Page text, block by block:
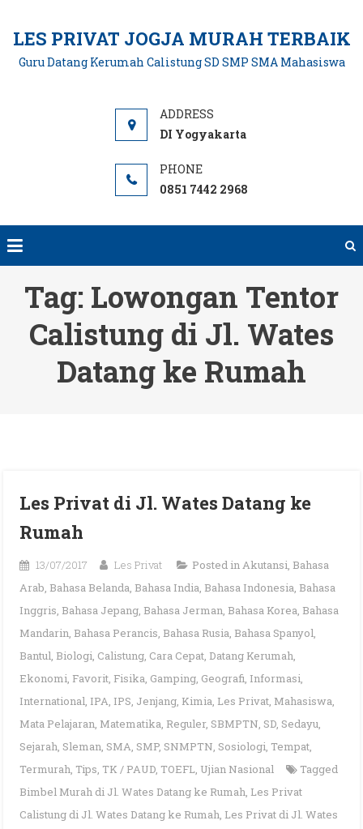
content
LES PRIVAT JOGJA MURAH TERBAIK
Guru Datang Kerumah Calistung SD SMP SMA Mahasiswa
DI Yogyakarta
0851 7442 2968
Tag: Lowongan Tentor
Calistung di Jl. Wates
Datang ke Rumah
Les Privat di Jl. Wates Datang ke
Rumah
13/07/2017 Les Privat Posted inAkutansi, Bahasa
Arab, Bahasa Belanda, Bahasa India, Bahasa Indonesia, Bahasa
Inggris, Bahasa Jepang, Bahasa Jerman, Bahasa Korea, Bahasa
Mandarin, Bahasa Perancis, Bahasa Rusia, Bahasa Spanyol,
Bantul, Biologi, Calistung, Cara Cepat, Datang Kerumah,
Ekonomi, Favorit, Fisika, Gamping, Geografi, Informasi,
International, IPA, IPS, Jenjang, Kimia, Les Privat, Mahasiswa,
Mata Pelajaran, Matematika, Reguler, SBMPTN, SD, Sedayu,
Sejarah, Sleman, SMA, SMP, SNMPTN, Sosiologi, Tempat,
Termurah, Tips, TK / PAUD, TOEFL, Ujian Nasional
Tagged
Bimbel Murah di Jl. Wates Datang ke Rumah, Les Privat
Calistung di Jl. Wates Datang ke Rumah, Les Privat di Jl. Wates